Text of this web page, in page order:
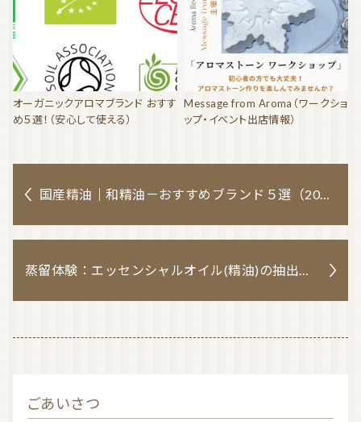
オーガニックアロマブランド おすす
め５選！（安心して使える）
Message from Aroma（ワークショ
ップ・イベント出店情報）
国産精油｜和精油－おすすめブランド５選（2022年）
蒸留体験：エッセンシャルオイル(精油)の抽出方法｜人気の蒸留場もご紹介！
ごあいさつ